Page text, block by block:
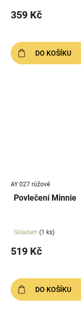
359 Kč
DO KOŠÍKU
AY 027 růžové
Povlečení Minnie
Skladem (1 ks)
519 Kč
DO KOŠÍKU